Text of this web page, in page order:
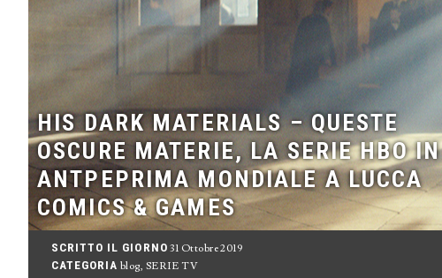
HIS DARK MATERIALS – QUESTE
OSCURE MATERIE, LA SERIE HBO IN
ANTPEPRIMA MONDIALE A LUCCA
COMICS & GAMES
SCRITTO IL GIORNO 31 Ottobre 2019
CATEGORIA blog, SERIE TV